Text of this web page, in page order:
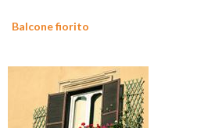
Balcone fiorito